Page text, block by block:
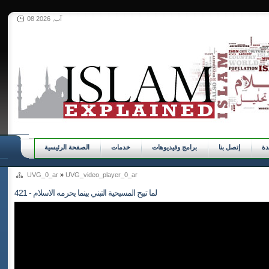
08 آب, 2026
الصفحة الرئيسية خدمات برامج وفيديوهات إتصل بنا
UVG_0_ar » UVG_video_player_0_ar
421 - لما تبيح المسيحية التبني بينما يحرمه الاسلام